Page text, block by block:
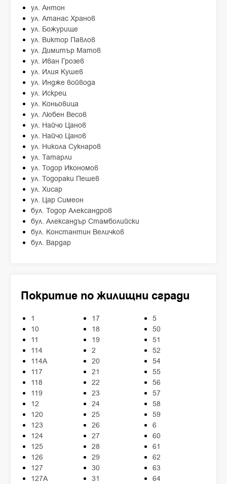
ул. Антон
ул. Атанас Хранов
ул. Божурище
ул. Виктор Павлов
ул. Димитър Матов
ул. Иван Грозев
ул. Илия Кушев
ул. Индже войвода
ул. Искрец
ул. Коньовица
ул. Любен Весов
ул. Найчо Цанов
ул. Найчо Цанов
ул. Никола Сукнаров
ул. Татарли
ул. Тодор Икономов
ул. Тодораки Пешев
ул. Хисар
ул. Цар Симеон
бул. Тодор Александров
бул. Александър Стамболийски
бул. Константин Величков
бул. Вардар
Покритие по жилищни сгради
1
10
11
114
114А
117
118
119
12
120
123
124
125
126
127
127А
17
18
19
2
20
21
22
23
24
25
26
27
28
29
30
31
5
50
51
52
54
55
56
57
58
59
6
60
61
62
63
64